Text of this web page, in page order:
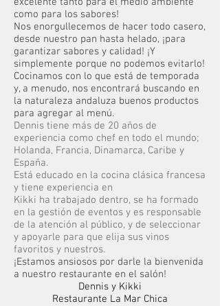
como para los sabores!
Nos enorgullecemos de hacer todo casero,
desde nuestro pan hasta helado, ¡para
garantizar sabores y calidad! ¡Y
simplemente porque no podemos evitarlo!
Cocinamos con lo que está de temporada
y, a menudo, nos encontrará buscando en
la naturaleza andaluza buenos productos
para agregar al menú.
Dennis tiene más de 20 años de
experiencia como chef en todo el mundo;
Holanda, Francia, Dinamarca, Caribe y
España.
Está educado en la cocina clásica francesa
y tiene experiencia en
Kikki ha trabajado dentro, se ha formado
en la gestión de eventos y es responsable
de la atención al público, y de seleccionar
y apoyarle para que elija sus vinos
favoritos y nuestros.
¡Estamos ansiosos por darle la bienvenida
a nuestro restaurante en el salón!
Dennis y Kikki
Restaurante La Mar Chica